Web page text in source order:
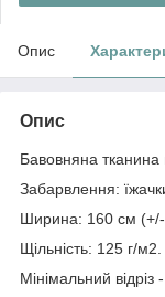
Опис
Опис
Бавовняна тканина
Забарвлення:
Ширина: 160 см (+/-
Щільність: 125 г/м2.
Мінімальний відріз